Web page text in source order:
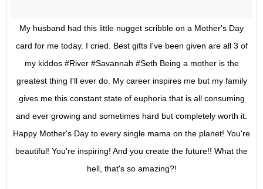
My husband had this little nugget scribble on a Mother's Day
card for me today. I cried. Best gifts I've been given are all 3 of
my kiddos #River #Savannah #Seth Being a mother is the
greatest thing I'll ever do. My career inspires me but my family
gives me this constant state of euphoria that is all consuming
and ever growing and sometimes hard but completely worth it.
Happy Mother's Day to every single mama on the planet! You're
beautiful! You're inspiring! And you create the future!! What the
hell, that's so amazing?!